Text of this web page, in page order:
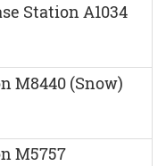
Station A1034
M8440 (Snow)
M5757